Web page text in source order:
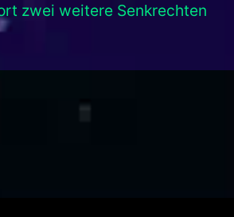
zwei weitere Senkrechten